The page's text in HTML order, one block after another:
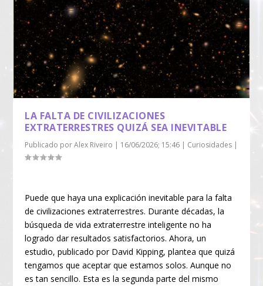
LA FALTA DE CIVILIZACIONES
EXTRATERRESTRES QUIZÁ SEA INEVITABLE
Publicado porAlex Riveiro | 16/06/2026; 15:46 | Curiosidades |
Puede que haya una explicación inevitable para la falta
de civilizaciones extraterrestres. Durante décadas, la
búsqueda de vida extraterrestre inteligente no ha
logrado dar resultados satisfactorios. Ahora, un
estudio, publicado por David Kipping, plantea que quizá
tengamos que aceptar que estamos solos. Aunque no
es tan sencillo. Esta es la segunda parte del mismo